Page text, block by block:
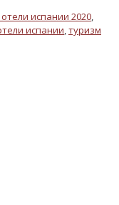
испании 2020,
испании,туризм